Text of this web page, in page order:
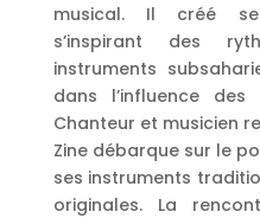
musical. Il créé
s’inspirant des
instruments
dans l’influence des
Chanteur et musicien
Zine débarque sur le
ses instruments
originales. La